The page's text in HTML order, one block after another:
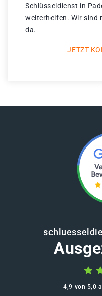
Schlüsseldienst in
weiterhelfen. Wir sind
da.
JETZT
4,9 von 5,0